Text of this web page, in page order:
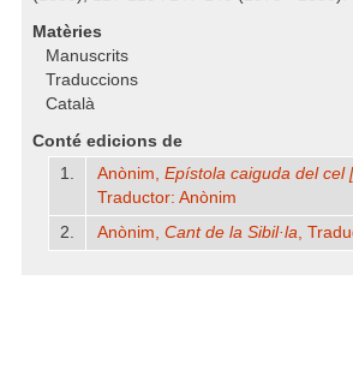
Matèries
Manuscrits
Traduccions
Català
Conté edicions de
1.
Anònim, Epístola caiguda del cel
Traductor: Anònim
2.
Anònim, Cant de la Sibil·la,